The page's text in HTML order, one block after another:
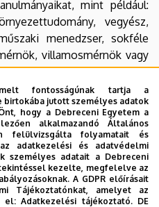
mint például:
vegyész,
menedzser, sokféle
villamosmérnök vagy
ha a Debreceni
tanulmányaikat,
az anyagtudomány, a
a vegyészmérnök, a
MSc szakokat. A fizikus
izgalmas
a statisztikus
fontosságúnak tartja a
jutott személyes adatok
hogy a Debreceni Egyetem a
alkalmazandó Általános
felülvizsgálta folyamatait és
adatkezelési és adatvédelmi
személyes adatait a Debreceni
kezelte, megfelelve az
A GDPR előírásait
Tájékoztatónkat, amelyet az
el:Adatkezelési tájékoztató. DE